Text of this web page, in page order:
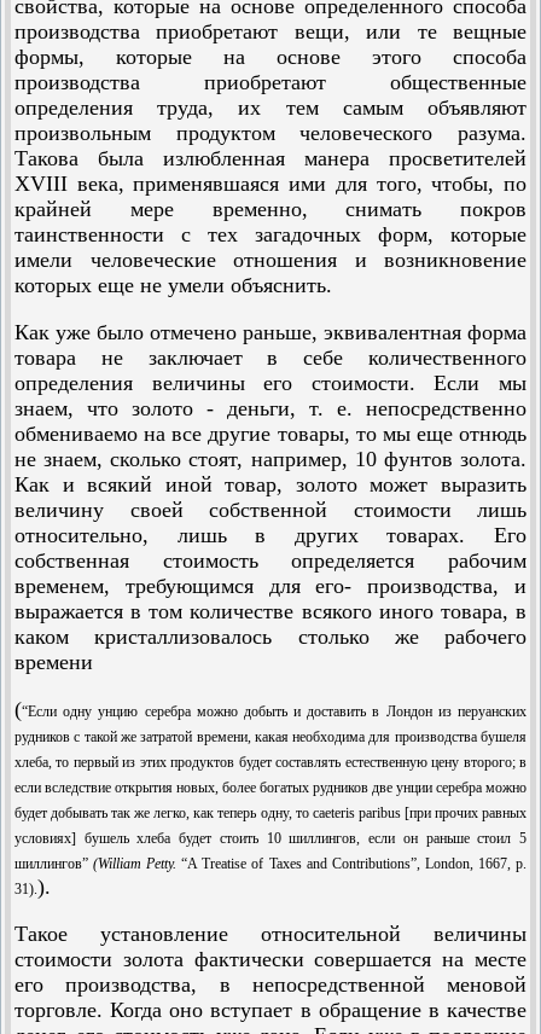
свойства, которые на основе определенного способа
производства приобретают вещи, или те вещные
формы, которые на основе этого способа
производства приобретают общественные
определения труда, их тем самым объявляют
произвольным продуктом человеческого разума.
Такова была излюбленная манера просветителей
XVIII века, применявшаяся ими для того, чтобы, по
крайней мере временно, снимать покров
таинственности с тех загадочных форм, которые
имели человеческие отношения и возникновение
которых еще не умели объяснить.
Как уже было отмечено раньше, эквивалентная форма
товара не заключает в себе количественного
определения величины его стоимости. Если мы
знаем, что золото - деньги, т. е. непосредственно
обмениваемо на все другие товары, то мы еще отнюдь
не знаем, сколько стоят, например, 10 фунтов золота.
Как и всякий иной товар, золото может выразить
величину своей собственной стоимости лишь
относительно, лишь в других товарах. Его
собственная стоимость определяется рабочим
временем, требующимся для его- производства, и
выражается в том количестве всякого иного товара, в
каком кристаллизовалось столько же рабочего
времени
(“Если одну унцию серебра можно добыть и доставить в Лондон из перуан­ских
рудников с такой же затратой времени, какая необходима для производства бу­шеля
хлеба, то первый из этих продуктов будет составлять естественную цену второго; в
если вследствие открытия новых, более богатых рудников две унции серебра можно
будет добывать так же легко, как теперь одну, то caeteris paribus [при прочих равных
условиях] бушель хлеба будет стоить 10 шиллингов, если он раньше стоил 5
шиллингов”(William Petty.“A Treatise of Taxes and Contributions”, London, 1667, p.
31). ).
Такое установление относительной величины
стоимости золота фактически совершается на месте
его производства, в непосредственной меновой
торговле. Когда оно вступает в обращение в качестве